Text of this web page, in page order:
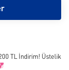
TL İndirim! Üstelik